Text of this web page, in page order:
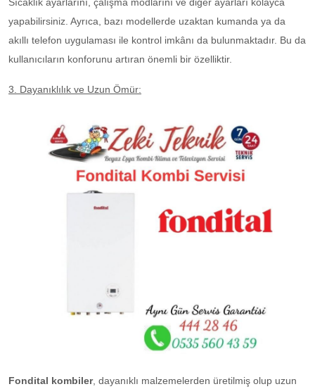
yapabilirsiniz. Ayrıca, bazı modellerde uzaktan kumanda ya da
akıllı telefon uygulaması ile kontrol imkânı da bulunmaktadır. Bu da
kullanıcıların konforunu artıran önemli bir özelliktir.
3. Dayanıklılık ve Uzun Ömür:
Fondital kombiler, dayanıklı malzemelerden üretilmiş olup uzun